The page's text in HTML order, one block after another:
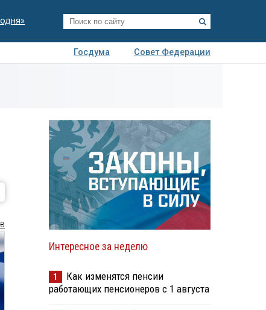
Госдума
Совет Федерации
Интересное за неделю
1
Как изменятся пенсии
работающих пенсионеров с 1 августа